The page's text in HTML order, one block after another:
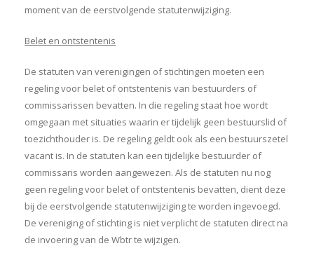
moment van de eerstvolgende statutenwijziging.
Belet en ontstentenis
De statuten van verenigingen of stichtingen moeten een
regeling voor belet of ontstentenis van bestuurders of
commissarissen bevatten. In die regeling staat hoe wordt
omgegaan met situaties waarin er tijdelijk geen bestuurslid of
toezichthouder is. De regeling geldt ook als een bestuurszetel
vacant is. In de statuten kan een tijdelijke bestuurder of
commissaris worden aangewezen. Als de statuten nu nog
geen regeling voor belet of ontstentenis bevatten, dient deze
bij de eerstvolgende statutenwijziging te worden ingevoegd.
De vereniging of stichting is niet verplicht de statuten direct na
de invoering van de Wbtr te wijzigen.